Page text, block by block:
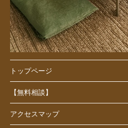
トップページ
【無料相談】
アクセスマップ